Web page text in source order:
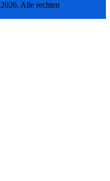
Alle rechten